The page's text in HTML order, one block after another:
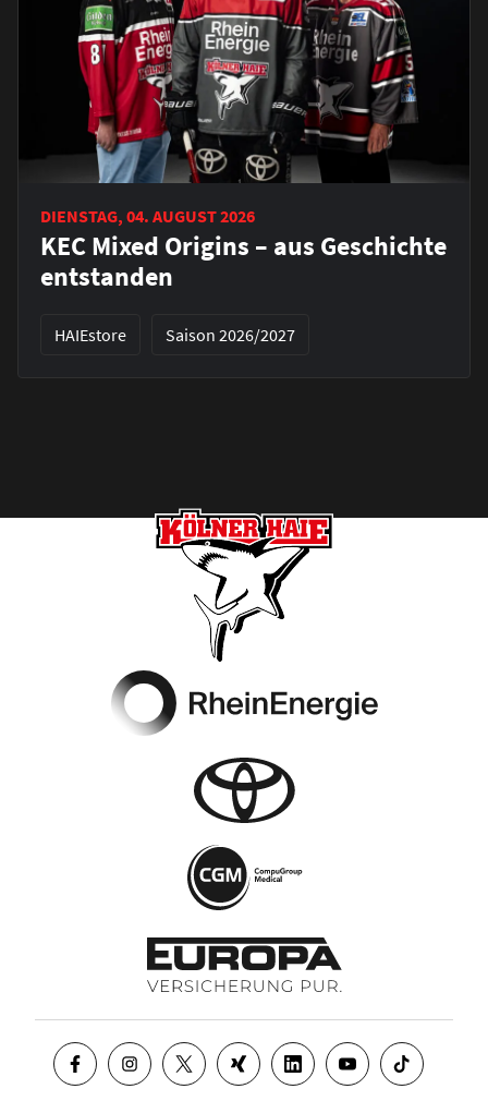
DIENSTAG, 04. AUGUST 2026
KEC Mixed Origins – aus Geschichte
entstanden
HAIEstore Saison 2026/2027